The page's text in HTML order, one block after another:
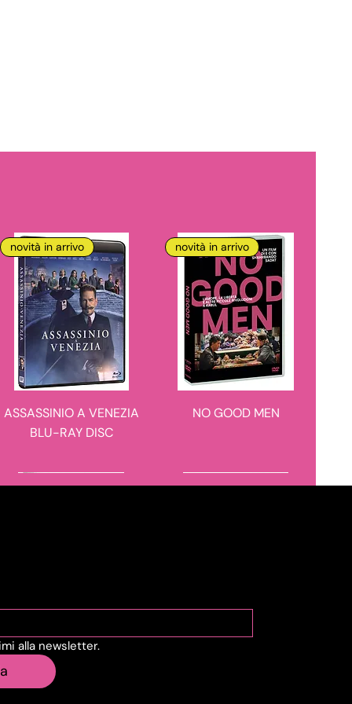
novità in arrivo
ASSASSINIO A VENEZIA
BLU-RAY DISC
novità in arrivo
NO GOOD MEN
novità in arrivo
IL CASO 137
novità in arrivo
alla newsletter.